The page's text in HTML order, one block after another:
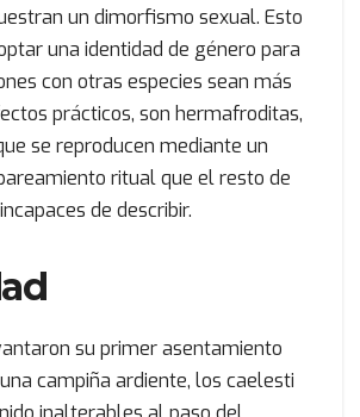
un dimorfismo sexual. Esto
una identidad de género para
con otras especies sean más
prácticos, son hermafroditas,
se reproducen mediante un
ritual que el resto de
de describir.
su primer asentamiento
campiña ardiente, los caelesti